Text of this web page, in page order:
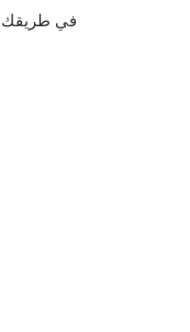
في طريقك